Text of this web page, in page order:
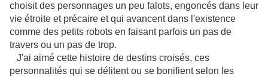
choisit des personnages un peu falots, engoncés dans leur
vie étroite et précaire et qui avancent dans l'existence
comme des petits robots en faisant parfois un pas de
travers ou un pas de trop.
J'ai aimé cette histoire de destins croisés, ces
personnalités qui se délitent ou se bonifient selon les